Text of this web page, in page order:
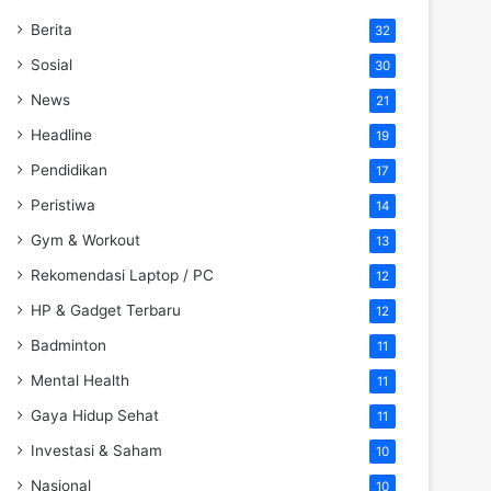
Berita 32
Sosial 30
News 21
Headline 19
Pendidikan 17
Peristiwa 14
Gym & Workout 13
Rekomendasi Laptop / PC 12
HP & Gadget Terbaru 12
Badminton 11
Mental Health 11
Gaya Hidup Sehat 11
Investasi & Saham 10
Nasional 10